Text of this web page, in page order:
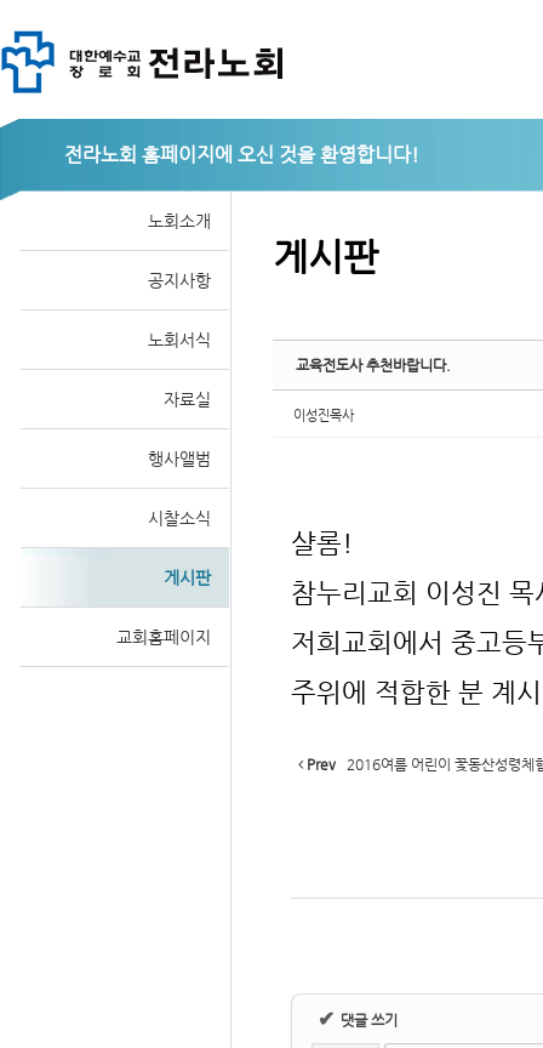
전라노회
노회소개
공지사항
노회서식
자료실
행사앨범
시찰소식
게시판
교회홈페이지
게시판
교육전도사 추천바랍니다.
이성진목사
샬롬!
참누리교회 이성진 목
저희교회에서 중고등
주위에 적합한 분 계
Prev 2016여름 어린이 꽃동산성령체
✔ 댓글 쓰기
스케치북5